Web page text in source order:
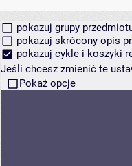
pokazuj grupy
pokazuj skrócony opis
pokazuj cykle i koszyki
Jeśli chcesz zmienić te
Pokaż opcje